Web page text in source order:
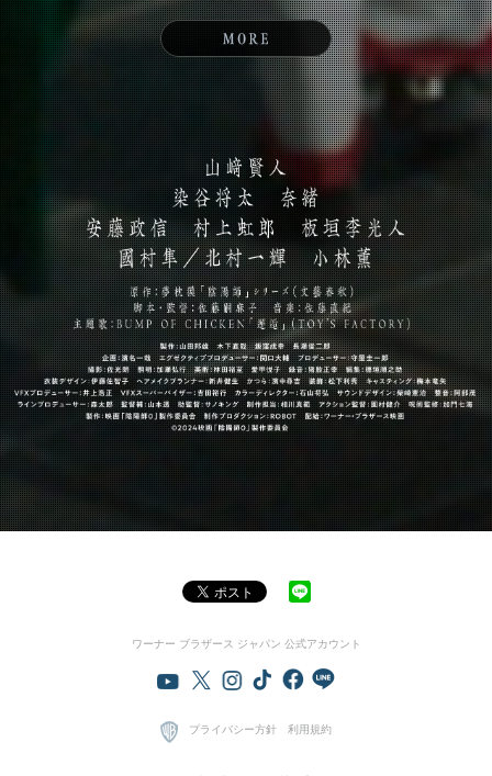
ワーナー ブラザース ジャパン 公式アカウント
プライバシー方針 利用規約